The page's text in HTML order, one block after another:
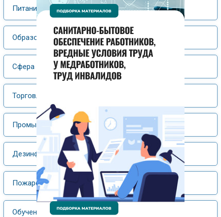
Питание
Образование
Сфера услуг
Торговля
Промышленность
Дезинфекция, дезинсекция, дератизация
Пожаро- и электробезопасность
Обучение и аттестация персонала